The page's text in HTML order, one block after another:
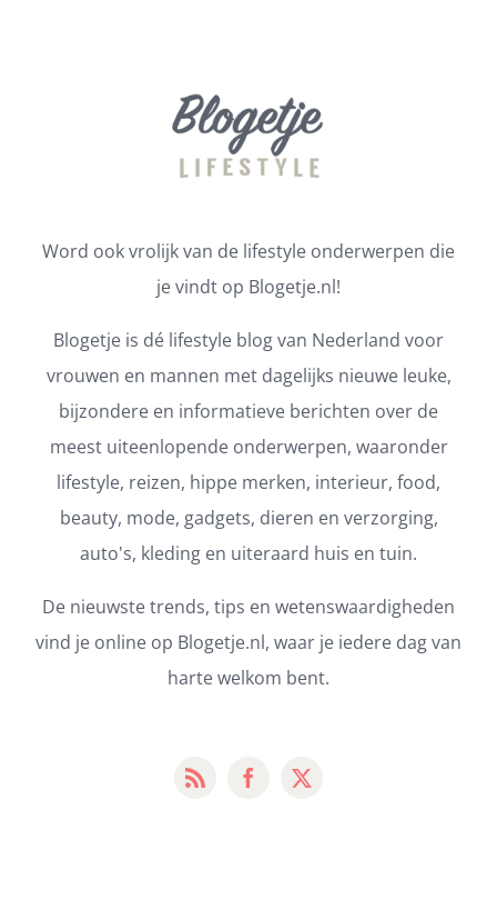
Word ook vrolijk van de lifestyle onderwerpen die
je vindt op Blogetje.nl!
Blogetje is dé lifestyle blog van Nederland voor
vrouwen en mannen met dagelijks nieuwe leuke,
bijzondere en informatieve berichten over de
meest uiteenlopende onderwerpen, waaronder
lifestyle, reizen, hippe merken, interieur, food,
beauty, mode, gadgets, dieren en verzorging,
auto's, kleding en uiteraard huis en tuin.
De nieuwste trends, tips en wetenswaardigheden
vind je online op Blogetje.nl, waar je iedere dag van
harte welkom bent.